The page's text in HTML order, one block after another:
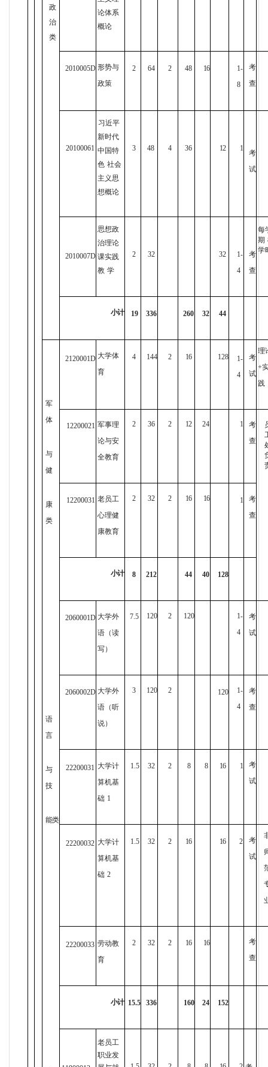
政
治
类
论体系
概论
2010005D 形势与
政策
2 64 2 48 16
1-
8
考
查
20100061
习近平
新时代
中国特
色 社会
主义思
想概论
3 48 4 36 12 1
考
试
2010007D
思想政
治理论
课实践
教 学
2 32 32
1-
4
考
查
每
期
学
小计 19 336 260 32 44
军
体
与
健
康
类
2120001D 大学体
育
4 144 2 16 128
1-
4
考
试
理
+
践
12200021 军事理
论与安
全教育
2 36 2 12 24 1
考
查
12200031 老员工
心理健
康教育
2 32 2 16 16 1
考
查
小计 8 212 44 40 128
语
言
与
技
能类
2060001D 大学外
语（读
写）
7.5 120 2 120
1-
4
考
试
2060002D 大学外
语（听
说）
3 120 2 120
1-
4
考
查
22200031 大学计
算机基
础 1
1.5 32 2 8 8 16 1
考
试
22200032 大学计
算机基
础 2
1.5 32 2 16 16 2
考
试
22200033 劳动教
育
2 32 2 16 16
考
查
小计 15.5 336 160 24 152
老员工
职业发